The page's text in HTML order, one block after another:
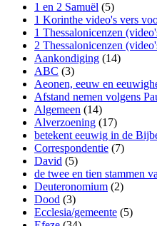
1 en 2 Samuël (5)
1 Korinthe video's vers
1 Thessalonicenzen
2 Thessalonicenzen
Aankondiging (14)
ABC (3)
Aeonen, eeuw en
Afstand nemen volgens
Algemeen (14)
Alverzoening (17)
betekent eeuwig in de
Correspondentie (7)
David (5)
de twee en tien stammen
Deuteronomium (2)
Dood (3)
Ecclesia/gemeente (5)